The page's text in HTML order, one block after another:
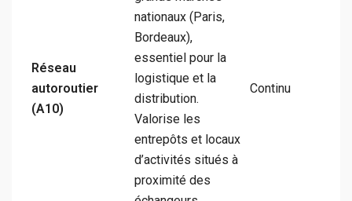
Réseau
autoroutier
(A10)
nationaux (Paris,
Bordeaux),
essentiel pour la
logistique et la
distribution.
Valorise les
entrepôts et locaux
d’activités situés à
proximité des
Continu